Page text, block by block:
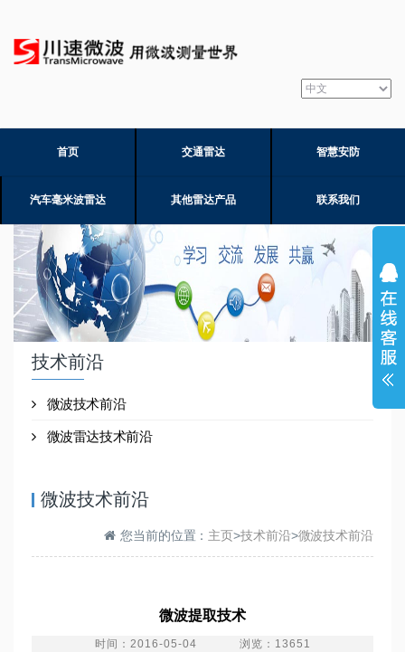
首页 交通雷达 智慧安防
汽车毫米波雷达 其他雷达产品 联系我们
技术前沿
微波技术前沿
微波雷达技术前沿
微波技术前沿
您当前的位置： 主页>技术前沿>微波技术前沿
微波提取技术
时间：2016-05-04 浏览：13651